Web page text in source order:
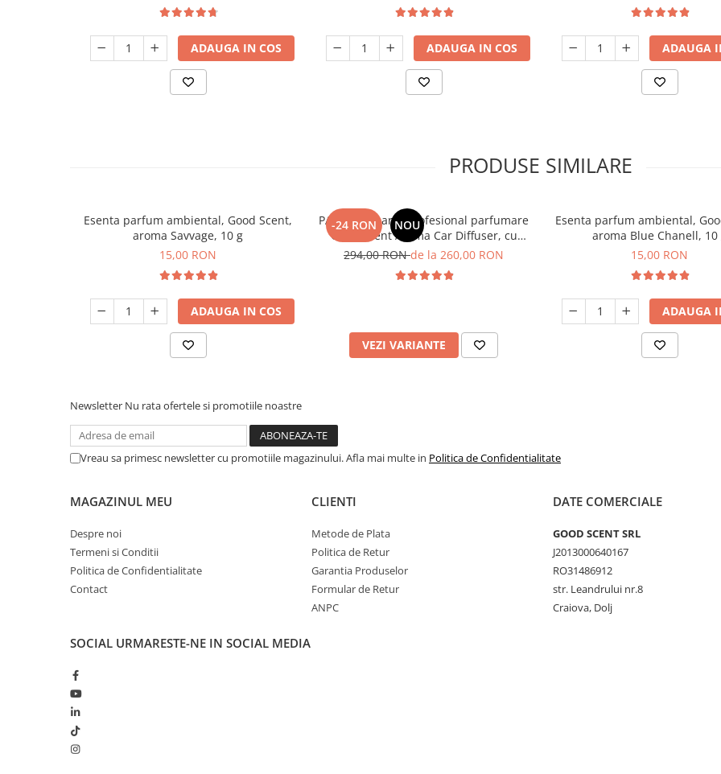
ADAUGA IN COS ADAUGA IN COS ADAUGA
PRODUSE SIMILARE
Esenta parfum ambiental, Good Scent,
aroma Savvage, 10 g
15,00 RON
ADAUGA IN COS
-24 RON NOU
PACHET: Aparat profesional parfumare
Good Scent Aroma Car Diffuser, cu
baterie interna, negru si 5 rezerve
294,00 RONde la 260,00 RON
VEZI VARIANTE
Esenta parfum ambiental,
aroma Blue Chanell, 10
15,00 RON
ADAUGA
Newsletter Nu rata ofertele si promotiile noastre
Vreau sa primesc newsletter cu promotiile magazinului. Afla mai multe in Politica de Confidentialitate
MAGAZINUL MEU
Despre noi
Termeni si Conditii
Politica de Confidentialitate
Contact
CLIENTI
Metode de Plata
Politica de Retur
Garantia Produselor
Formular de Retur
ANPC
DATE COMERCIALE
GOOD SCENT SRL
J2013000640167
RO31486912
str. Leandrului nr.8
Craiova, Dolj
SOCIAL URMARESTE-NE IN SOCIAL MEDIA